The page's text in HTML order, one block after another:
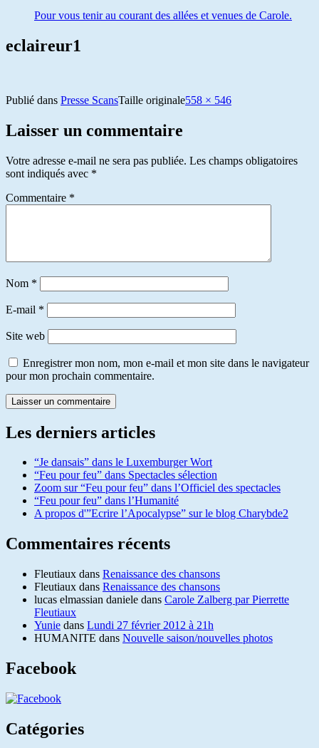
Pour vous tenir au courant des allées et venues de Carole.
eclaireur1
Publié dans Presse ScansTaille originale558 × 546
Laisser un commentaire
Votre adresse e-mail ne sera pas publiée. Les champs obligatoires
sont indiqués avec *
Commentaire *
Nom *
E-mail *
Site web
Enregistrer mon nom, mon e-mail et mon site dans le navigateur
pour mon prochain commentaire.
Les derniers articles
“Je dansais” dans le Luxemburger Wort
“Feu pour feu” dans Spectacles sélection
Zoom sur “Feu pour feu” dans l’Officiel des spectacles
“Feu pour feu” dans l’Humanité
A propos d'”Ecrire l’Apocalypse” sur le blog Charybde2
Commentaires récents
Fleutiaux dans Renaissance des chansons
Fleutiaux dans Renaissance des chansons
lucas elmassian daniele dans Carole Zalberg par Pierrette
Fleutiaux
Yunie dans Lundi 27 février 2012 à 21h
HUMANITE dans Nouvelle saison/nouvelles photos
Facebook
Catégories